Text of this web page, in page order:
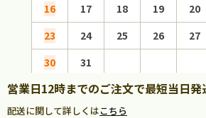
16
17 18 19 20
23
24 25 26 27
30
31
営業日12時までのご注文で最短当日発
配送に関して詳しくはこちら